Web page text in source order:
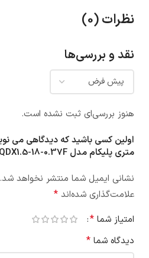
نظرات (0)
نقد و بررسی‌ها
هنوز بررسی‌ای ثبت نشده است.
متری پلیکام مدل QDX1.5-18-0.37F”
نشانی ایمیل شما منتشر نخواهد شد.
علامت‌گذاری شده‌اند *
امتیاز شما *
دیدگاه شما *